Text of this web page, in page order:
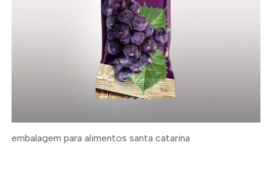
embalagem para alimentos santa catarina